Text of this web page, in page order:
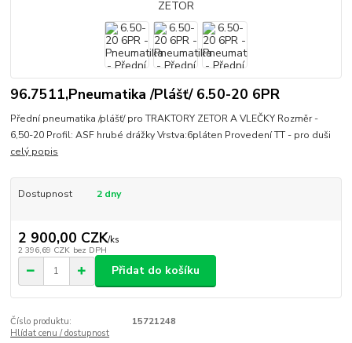
96.7511,Pneumatika /Plášť/ 6.50-20 6PR
Přední pneumatika /plášť/ pro TRAKTORY ZETOR A VLEČKY Rozměr -
6,50-20 Profil: ASF hrubé drážky Vrstva:6pláten Provedení TT - pro duši
celý popis
Dostupnost 2 dny
2 900,00 CZK/ks
2 396,69 CZK bez DPH
Přidat do košíku
Číslo produktu:
15721248
Hlídat cenu / dostupnost